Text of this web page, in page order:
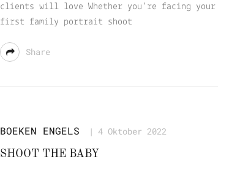
clients will love Whether you’re facing your
first family portrait shoot
Share
BOEKEN ENGELS 4 Oktober 2022
SHOOT THE BABY